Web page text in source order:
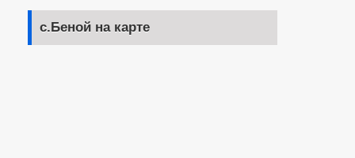
с.Беной на карте